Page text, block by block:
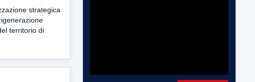
strategica
territorio di